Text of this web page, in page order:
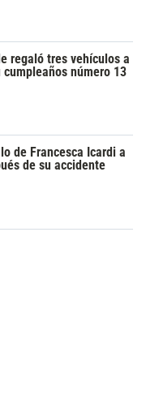
regaló tres vehículos a
número 13
de Francesca Icardi a
de su accidente